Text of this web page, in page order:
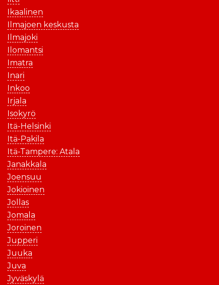
Ikaalinen
Ilmajoen keskusta
Ilmajoki
Ilomantsi
Imatra
Inari
Inkoo
Irjala
Isokyrö
Itä-Helsinki
Itä-Pakila
Itä-Tampere: Atala
Janakkala
Joensuu
Jokioinen
Jollas
Jomala
Joroinen
Jupperi
Juuka
Juva
Jyväskylä